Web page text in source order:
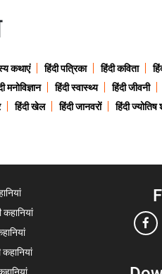
कथाएं हिंदी पत्रिका हिंदी कविता
मनोविज्ञान हिंदी स्वास्थ्य हिंदी जीवनी
हिंदी खेल हिंदी जानवरों हिंदी ज्योतिष
कहानियां